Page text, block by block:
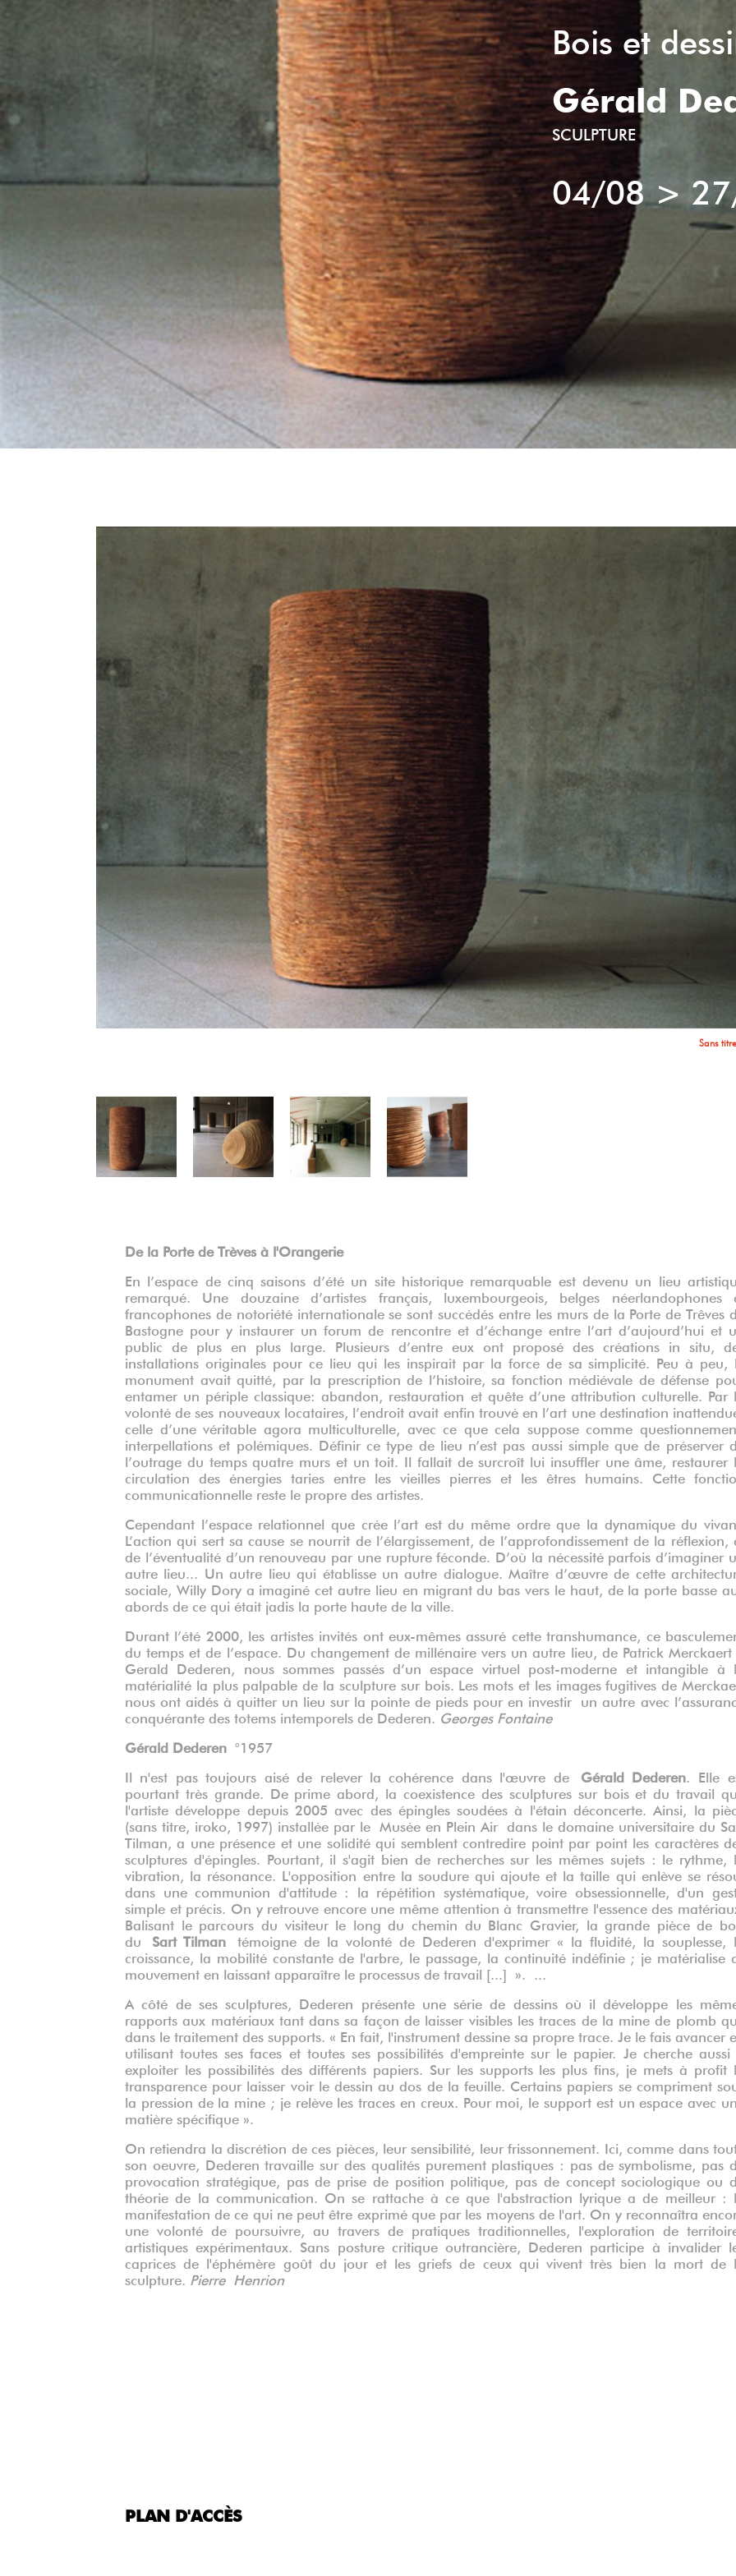
Bois et
Gérald
SCULPTURE
04/08 >
Sans
Ensemble chez
De la Porte de Trèves à l'Orangerie
En l’espace de cinq saisons d’été un site historique remarquable est devenu un lieu
remarqué. Une douzaine d’artistes français, luxembourgeois, belges néerlandophones
francophones de notoriété internationale se sont succédés entre les murs de la Porte de Trêves
Bastogne pour y instaurer un forum de rencontre et d’échange entre l’art d’aujourd’hui et
public de plus en plus large. Plusieurs d’entre eux ont proposé des créations in situ,
installations originales pour ce lieu qui les inspirait par la force de sa simplicité. Peu à peu,
monument avait quitté, par la prescription de l’histoire, sa fonction médiévale de défense
entamer un périple classique: abandon, restauration et quête d’une attribution culturelle. Par
volonté de ses nouveaux locataires, l’endroit avait enfin trouvé en l’art une destination
celle d’une véritable agora multiculturelle, avec ce que cela suppose comme
interpellations et polémiques. Définir ce type de lieu n’est pas aussi simple que de préserver
l’outrage du temps quatre murs et un toit. Il fallait de surcroît lui insuffler une âme, restaurer
circulation des énergies taries entre les vieilles pierres et les êtres humains. Cette
communicationnelle reste le propre des artistes.
Cependant l’espace relationnel que crée l’art est du même ordre que la dynamique du
L’action qui sert sa cause se nourrit de l’élargissement, de l’approfondissement de la réflexion,
de l’éventualité d’un renouveau par une rupture féconde. D’où la nécessité parfois d’imaginer
autre lieu... Un autre lieu qui établisse un autre dialogue. Maître d’œuvre de cette
sociale, Willy Dory a imaginé cet autre lieu en migrant du bas vers le haut, de la porte basse
abords de ce qui était jadis la porte haute de la ville.
Durant l’été 2000, les artistes invités ont eux-mêmes assuré cette transhumance, ce
du temps et de l’espace. Du changement de millénaire vers un autre lieu, de Patrick Merckaert
Gerald Dederen, nous sommes passés d’un espace virtuel post-moderne et intangible à
matérialité la plus palpable de la sculpture sur bois. Les mots et les images fugitives de
nous ont aidés à quitter un lieu sur la pointe de pieds pour en investir un autre avec
conquérante des totems intemporels de Dederen. Georges Fontaine
Gérald Dederen °1957
Il n'est pas toujours aisé de relever la cohérence dans l'œuvre de Gérald Dederen . Elle
pourtant très grande. De prime abord, la coexistence des sculptures sur bois et du travail
l'artiste développe depuis 2005 avec des épingles soudées à l'étain déconcerte. Ainsi, la
(sans titre, iroko, 1997) installée par le Musée en Plein Air dans le domaine universitaire du
Tilman, a une présence et une solidité qui semblent contredire point par point les caractères
sculptures d'épingles. Pourtant, il s'agit bien de recherches sur les mêmes sujets : le rythme,
vibration, la résonance. L'opposition entre la soudure qui ajoute et la taille qui enlève se
dans une communion d'attitude : la répétition systématique, voire obsessionnelle, d'un
simple et précis. On y retrouve encore une même attention à transmettre l'essence des
Balisant le parcours du visiteur le long du chemin du Blanc Gravier, la grande pièce de
du Sart Tilman témoigne de la volonté de Dederen d'exprimer « la fluidité, la souplesse,
croissance, la mobilité constante de l'arbre, le passage, la continuité indéfinie ; je matérialise
mouvement en laissant apparaître le processus de travail [...] ». ...
A côté de ses sculptures, Dederen présente une série de dessins où il développe les
rapports aux matériaux tant dans sa façon de laisser visibles les traces de la mine de plomb
dans le traitement des supports. « En fait, l'instrument dessine sa propre trace. Je le fais avancer
utilisant toutes ses faces et toutes ses possibilités d'empreinte sur le papier. Je cherche aussi
exploiter les possibilités des différents papiers. Sur les supports les plus fins, je mets à profit
transparence pour laisser voir le dessin au dos de la feuille. Certains papiers se compriment
la pression de la mine ; je relève les traces en creux. Pour moi, le support est un espace avec
matière spécifique ».
On retiendra la discrétion de ces pièces, leur sensibilité, leur frissonnement. Ici, comme dans
son oeuvre, Dederen travaille sur des qualités purement plastiques : pas de symbolisme, pas
provocation stratégique, pas de prise de position politique, pas de concept sociologique ou
théorie de la communication. On se rattache à ce que l'abstraction lyrique a de meilleur :
manifestation de ce qui ne peut être exprimé que par les moyens de l'art. On y reconnaîtra
une volonté de poursuivre, au travers de pratiques traditionnelles, l'exploration de
artistiques expérimentaux. Sans posture critique outrancière, Dederen participe à invalider
caprices de l'éphémère goût du jour et les griefs de ceux qui vivent très bien la mort de
sculpture. Pierre Henrion
PLAN D'ACCÈS